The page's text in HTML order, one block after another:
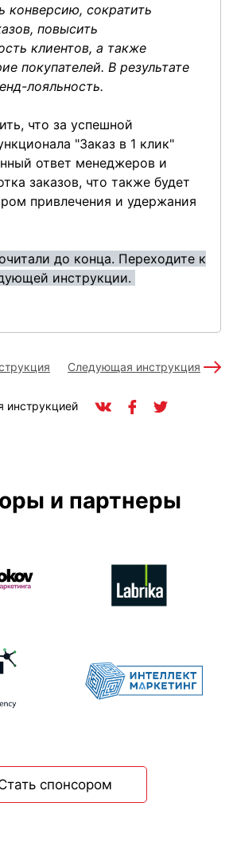
конверсию, сократить
повысить
клиентов, а также
покупателей. В результате
лояльность.
что за успешной
"Заказ в 1 клик"
ответ менеджеров и
заказов, что также будет
привлечения и удержания
до конца. Переходите к
инструкции.
инструкцией
Следующая инструкция
и партнеры
спонсором